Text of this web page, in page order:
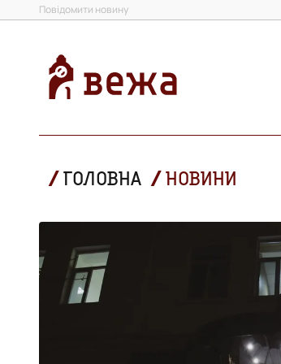
Повідомити новину
ГОЛОВНА НОВИНИ